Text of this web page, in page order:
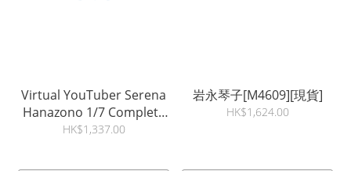
Virtual YouTuber Serena
Hanazono 1/7 Complete
Figure[M5971][現貨]
HK$1,337.00
岩永琴子[M4609][現貨]
HK$1,624.00